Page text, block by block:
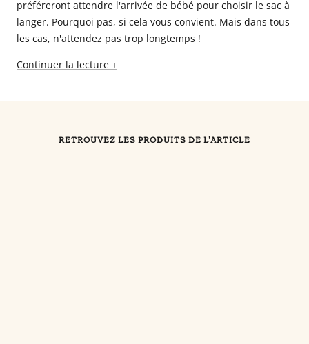
préféreront attendre l'arrivée de bébé pour choisir le sac à
langer. Pourquoi pas, si cela vous convient. Mais dans tous
les cas, n'attendez pas trop longtemps !
Continuer la lecture +
RETROUVEZ LES PRODUITS DE L'ARTICLE